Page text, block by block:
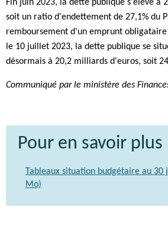
Fin juin 2023, la dette publique s'élève à
soit un ratio d'endettement de 27,1% du
remboursement d'un emprunt
le 10 juillet 2023, la dette publique se
désormais à 20,2 milliards d'euros, soit
Communiqué par le ministère des
Pour en savoir plus
Tableaux situation budgétaire au 30
Mo)